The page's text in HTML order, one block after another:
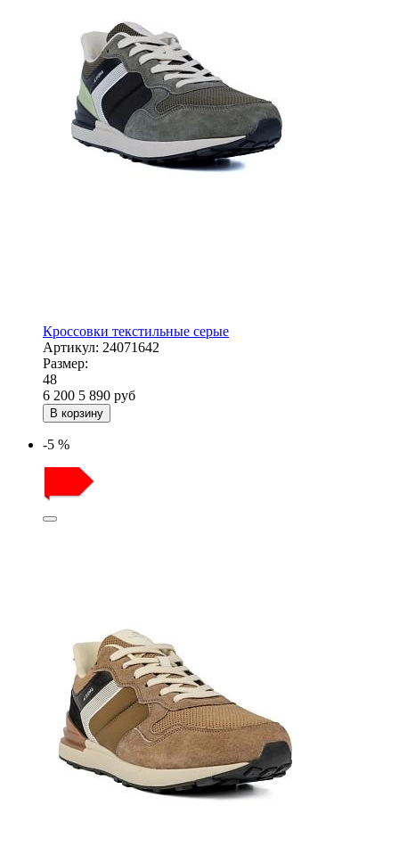
Кроссовки текстильные серые
Артикул: 24071642
Размер:
48
6 200 5 890 руб
В корзину
-5 %